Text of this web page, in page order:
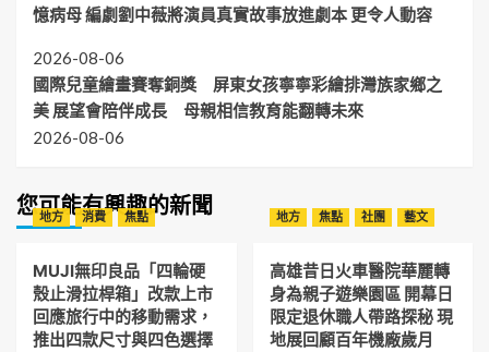
憶病母 編劇劉中薇將演員真實故事放進劇本 更令人動容
2026-08-06
國際兒童繪畫賽奪銅獎 屏東女孩寧寧彩繪排灣族家鄉之
美 展望會陪伴成長 母親相信教育能翻轉未來
2026-08-06
您可能有興趣的新聞
地方 消費 焦點
MUJI無印良品「四輪硬
殼止滑拉桿箱」改款上市
回應旅行中的移動需求，
推出四款尺寸與四色選擇
地方 焦點 社團 藝文
高雄昔日火車醫院華麗轉
身為親子遊樂園區 開幕日
限定退休職人帶路探秘 現
地展回顧百年機廠歲月